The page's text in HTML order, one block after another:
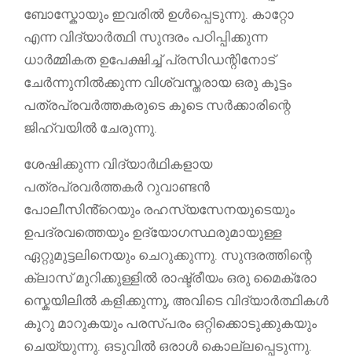
ബോസ്കോയും ഇവരിൽ ഉൾപ്പെടുന്നു. കാറ്റോ
എന്ന വിദ്യാർത്ഥി സുന്ദരം പഠിപ്പിക്കുന്ന
ധാർമ്മികത ഉപേക്ഷിച്ച് പ്രസിഡന്റിനോട്
ചേർന്നുനിൽക്കുന്ന വിശ്വസ്തരായ ഒരു കൂട്ടം
പത്രപ്രവർത്തകരുടെ കൂടെ സർക്കാരിന്റെ
ജിഹ്വയിൽ ചേരുന്നു.
ശേഷിക്കുന്ന വിദ്യാർഥികളായ
പത്രപ്രവർത്തകർ റുവാണ്ടൻ
പോലീസിൻ്റെയും രഹസ്യസേനയുടെയും
ഉപദ്രവത്തെയും ഉദ്യോഗസ്ഥരുമായുള്ള
ഏറ്റുമുട്ടലിനെയും ചെറുക്കുന്നു. സുന്ദരത്തിന്റെ
ക്ലാസ് മുറിക്കുള്ളിൽ രാഷ്ട്രീയം ഒരു മൈക്രോ
സ്കെയിലിൽ കളിക്കുന്നു, അവിടെ വിദ്യാർത്ഥികൾ
കൂറു മാറുകയും പരസ്പരം ഒറ്റിക്കൊടുക്കുകയും
ചെയ്യുന്നു. ഒടുവിൽ ഒരാൾ കൊല്ലപ്പെടുന്നു.